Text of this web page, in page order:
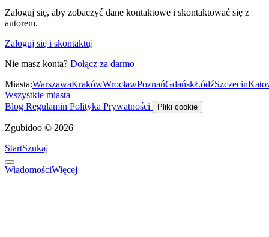
Zaloguj się, aby zobaczyć dane kontaktowe i skontaktować się z
autorem.
Zaloguj się i skontaktuj
Nie masz konta? Dołącz za darmo
Miasta:WarszawaKrakówWrocławPoznańGdańskŁódźSzczecin
Wszystkie miasta
Blog Regulamin Polityka Prywatności Pliki cookie
Zgubidoo © 2026
StartSzukaj
WiadomościWięcej